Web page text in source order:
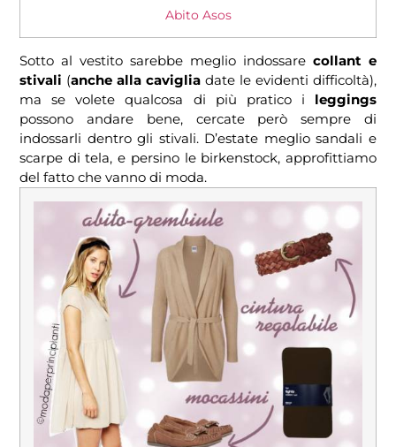
Abito Asos
Sotto al vestito sarebbe meglio indossare collant e
stivali (anche alla caviglia date le evidenti difficoltà),
ma se volete qualcosa di più pratico i leggings
possono andare bene, cercate però sempre di
indossarli dentro gli stivali. D’estate meglio sandali e
scarpe di tela, e persino le birkenstock, approfittiamo
del fatto che vanno di moda.